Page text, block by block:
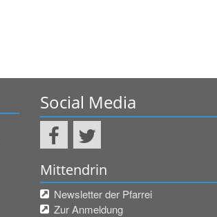
Social Media
Mittendrin
Newsletter der Pfarrei
Zur Anmeldung